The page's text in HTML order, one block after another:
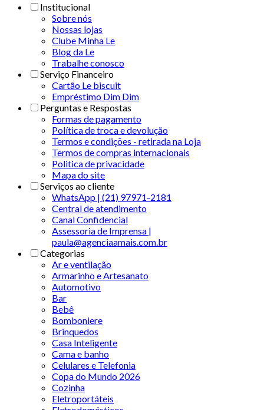
Institucional
Sobre nós
Nossas lojas
Clube Minha Le
Blog da Le
Trabalhe conosco
Serviço Financeiro
Cartão Le biscuit
Empréstimo Dim Dim
Perguntas e Respostas
Formas de pagamento
Política de troca e devolução
Termos e condições - retirada na Loja
Termos de compras internacionais
Politica de privacidade
Mapa do site
Serviços ao cliente
WhatsApp | (21) 97971-2181
Central de atendimento
Canal Confidencial
Assessoria de Imprensa |
paula@agenciaamais.com.br
Categorias
Ar e ventilação
Armarinho e Artesanato
Automotivo
Bar
Bebê
Bomboniere
Brinquedos
Casa Inteligente
Cama e banho
Celulares e Telefonia
Copa do Mundo 2026
Cozinha
Eletroportáteis